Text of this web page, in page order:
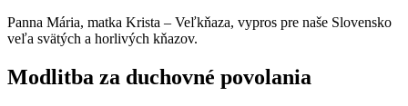
Panna Mária, matka Krista – Veľkňaza, vypros pre naše Slovensko
veľa svätých a horlivých kňazov.
Modlitba za duchovné povolania